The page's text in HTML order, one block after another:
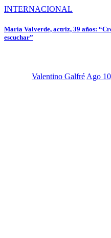
INTERNACIONAL
María Valverde, actriz, 39 años:
escuchar”
Valentino Galfré Ago